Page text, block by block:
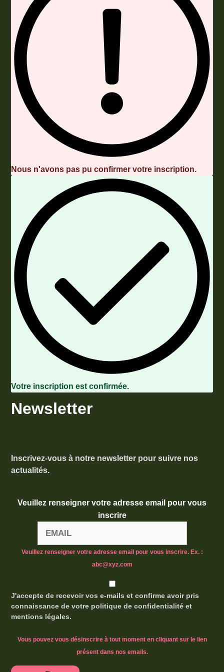
Nous n'avons pas pu confirmer votre inscription.
Votre inscription est confirmée.
Newsletter
Inscrivez-vous à notre newsletter pour suivre nos
actualités.
Veuillez renseigner votre adresse email pour vous
inscrire
Veuillez renseigner votre adresse email pour vous inscrire. Ex. :
abc@xyz.com
J'accepte de recevoir vos e-mails et confirme avoir pris
connaissance de votre politique de confidentialité et
mentions légales.
Vous pouvez vous désinscrire à tout moment en cliquant sur le lien
présent dans nos emails.